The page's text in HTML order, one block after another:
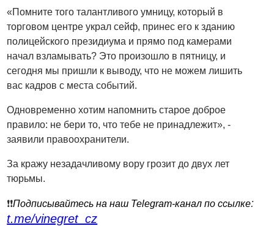
«Помните того талантливого умницу, который в
торговом центре украл сейф, принес его к зданию
полицейского президиума и прямо под камерами
начал взламывать? Это произошло в пятницу, и
сегодня мы пришли к выводу, что не можем лишить
вас кадров с места событий.
Одновременно хотим напомнить старое доброе
правило: не бери то, что тебе не принадлежит», -
заявили правоохранители.
За кражу незадачливому вору грозит до двух лет
тюрьмы.
❗️❗️Подписывайтесь на наш Telegram-канал по ссылке:
t.me/vinegret_cz